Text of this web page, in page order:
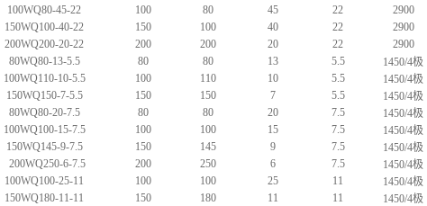
100WQ80-45-22
100 80 45 22
2900
150WQ100-40-22
150 100 40 22
2900
200WQ200-20-22
200 200 20 22
2900
80WQ80-13-5.5
80 80 13 5.5
1450/4极
100WQ110-10-5.5
100 110 10 5.5
1450/4极
150WQ150-7-5.5
150 150 7 5.5
1450/4极
80WQ80-20-7.5
80 80 20 7.5
1450/4极
100WQ100-15-7.5
100 100 15 7.5
1450/4极
150WQ145-9-7.5
150 145 9 7.5
1450/4极
200WQ250-6-7.5
200 250 6 7.5
1450/4极
100WQ100-25-11
100 100 25 11
1450/4极
150WQ180-11-11
150 180 11 11
1450/4极